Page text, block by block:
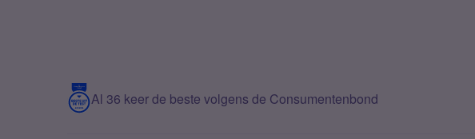
Al 36 keer de beste volgens de Consumentenbond